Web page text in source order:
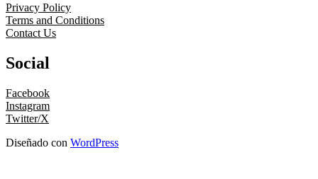
Privacy Policy
Terms and Conditions
Contact Us
Social
Facebook
Instagram
Twitter/X
Diseñado con WordPress